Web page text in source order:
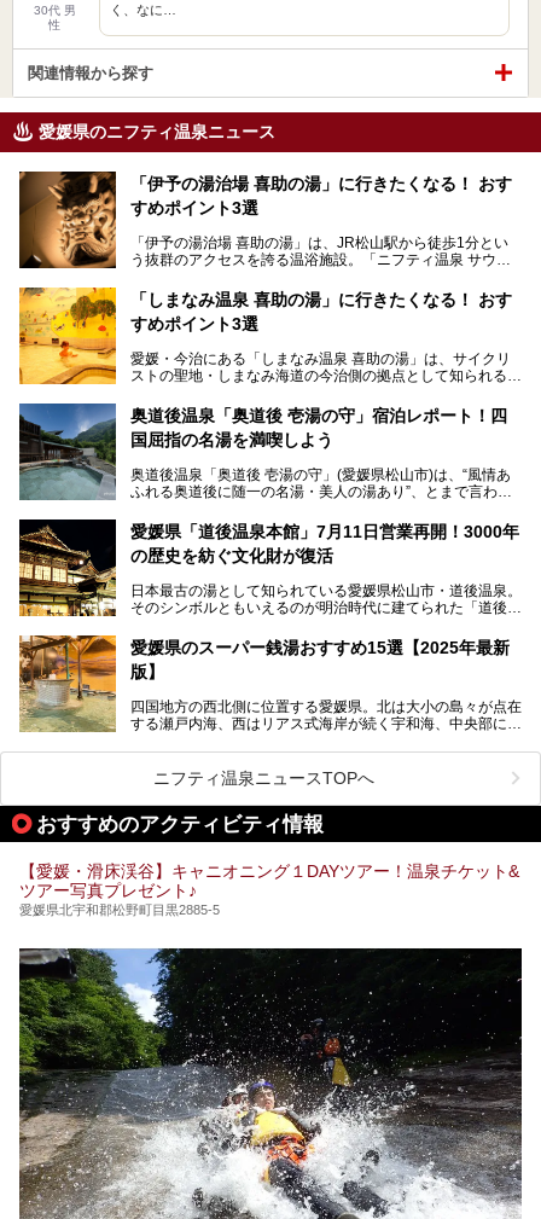
30代 男
性
く、なに…
関連情報から探す
愛媛県のニフティ温泉ニュース
「伊予の湯治場 喜助の湯」に行きたくなる！ おす
すめポイント3選
「伊予の湯治場 喜助の湯」は、JR松山駅から徒歩1分とい
う抜群のアクセスを誇る温浴施設。「ニフティ温泉 サウナ
ナーが訪れる人気スポットです。天然温泉・サウナ・岩盤
浴・食事・宿泊まで“癒しのすべて”がそろう人気施設の中で
も、特におすすめしたい3つのポイントについて厳選してお
「しまなみ温泉 喜助の湯」に行きたくなる！ おす
すめポイント3選
愛媛・今治にある「しまなみ温泉 喜助の湯」は、サイクリ
ストの聖地・しまなみ海道の今治側の拠点として知られる人
ばれていて、自転車ロッカーや工具、給水サービスなど、旅
人に嬉しい工夫がたっぷり。お風呂は内湯から半露天、サウ
ナまで種類豊富で広々空間。泉質も温度もバリエーション豊
ポイントについて厳選してお届けします。読めばきっと、行
きたくなること間違いなし！
奥道後温泉「奥道後 壱湯の守」宿泊レポート！四
国屈指の名湯を満喫しよう
奥道後温泉「奥道後 壱湯の守」(愛媛県松山市)は、“風情あ
ふれる奥道後に随一の名湯・美人の湯あり”、とまで言われ
露天風呂。日々の生活から隔離された非日常感を味わえま
す。
ト。今回はニフティ温泉ライターである筆者自ら宿泊し、名
物の大露天風呂「翠明の湯」の全浴槽をご紹介。また、パブ
その魅力をご紹介します！
愛媛県「道後温泉本館」7月11日営業再開！3000年
の歴史を紡ぐ文化財が復活
日本最古の湯として知られている愛媛県松山市・道後温泉。
そのシンボルともいえるのが明治時代に建てられた「道後温
いた保存修理工事が終わり、いよいよ2024年7月11日から
全館営業再開となります。
愛媛県のスーパー銭湯おすすめ15選【2025年最新
版】
四国地方の西北側に位置する愛媛県。北は大小の島々が点在
する瀬戸内海、西はリアス式海岸が続く宇和海、中央部には
な自然と、温暖な気候が魅力の県です。
日本最古の温泉といわれる道後温泉を筆頭に、多くの温泉が
ある愛媛県は、スーパー銭湯も豊富です。中には、中四国地
方を代表する人気の施設も。今回は、愛媛県の誇るスーパー
銭湯をピックアップしました。
ニフティ温泉ニュースTOPへ
おすすめのアクティビティ情報
【愛媛・滑床渓谷】キャニオニング１DAYツアー！温泉チケット&
ツアー写真プレゼント♪
愛媛県北宇和郡松野町目黒2885-5